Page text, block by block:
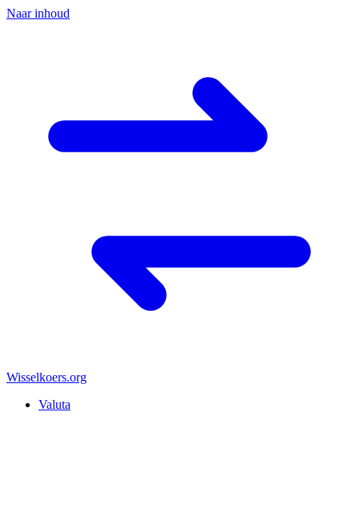
Naar inhoud
Wisselkoers.org
Valuta